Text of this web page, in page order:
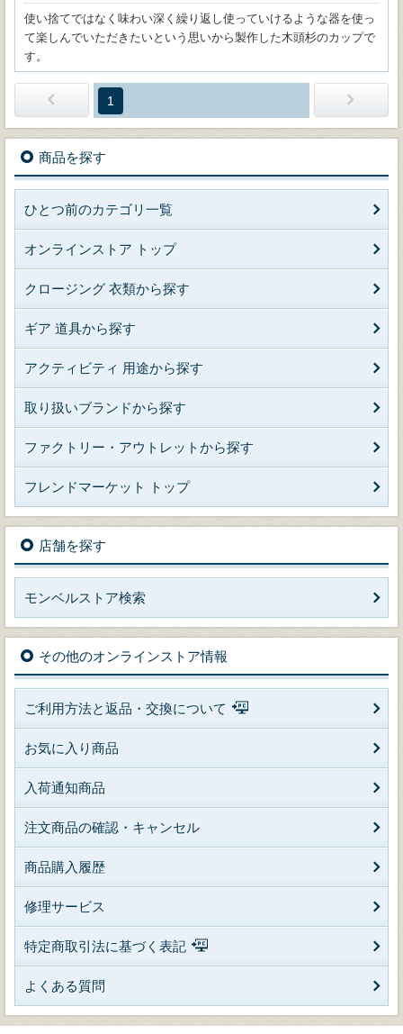
使い捨てではなく味わい深く繰り返し使っていけるような器を使っ
て楽しんでいただきたいという思いから製作した木頭杉のカップで
す。
1
商品を探す
ひとつ前のカテゴリ一覧
オンラインストア トップ
クロージング 衣類から探す
ギア 道具から探す
アクティビティ 用途から探す
取り扱いブランドから探す
ファクトリー・アウトレットから探す
フレンドマーケット トップ
店舗を探す
モンベルストア検索
その他のオンラインストア情報
ご利用方法と返品・交換について
お気に入り商品
入荷通知商品
注文商品の確認・キャンセル
商品購入履歴
修理サービス
特定商取引法に基づく表記
よくある質問